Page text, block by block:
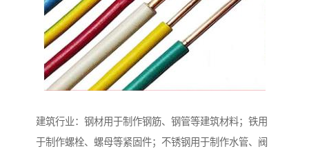
建筑行业：钢材用于制作钢筋、钢管等建筑材料；铁用
于制作螺栓、螺母等紧固件；不锈钢用于制作水管、阀